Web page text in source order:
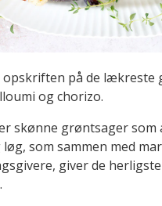
opskriften på de lækreste
og chorizo.
skønne grøntsager som
som sammen med
giver de